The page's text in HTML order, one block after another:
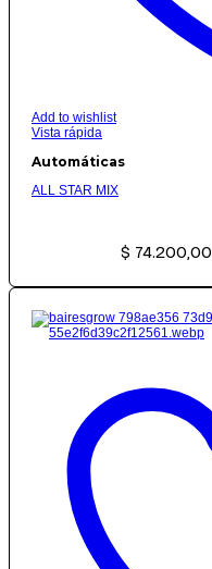
Add to wishlist
Vista rápida
Automáticas
ALL STAR MIX
$ 74.200,00